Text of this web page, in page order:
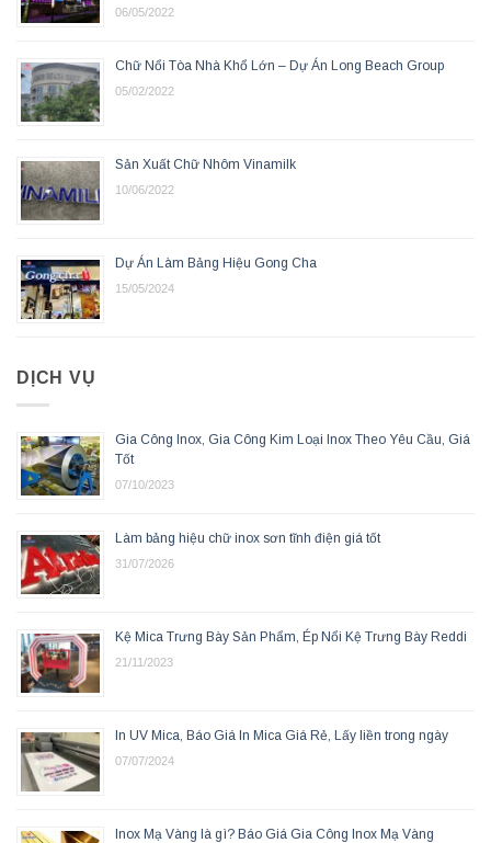
06/05/2022
Chữ Nổi Tòa Nhà Khổ Lớn – Dự Án Long Beach Group
05/02/2022
Sản Xuất Chữ Nhôm Vinamilk
10/06/2022
Dự Án Làm Bảng Hiệu Gong Cha
15/05/2024
DỊCH VỤ
Gia Công Inox, Gia Công Kim Loại Inox Theo Yêu Cầu, Giá
Tốt
07/10/2023
Làm bảng hiệu chữ inox sơn tĩnh điện giá tốt
31/07/2026
Kệ Mica Trưng Bày Sản Phẩm, Ép Nổi Kệ Trưng Bày Reddi
21/11/2023
In UV Mica, Báo Giá In Mica Giá Rẻ, Lấy liền trong ngày
07/07/2024
Inox Mạ Vàng là gì? Báo Giá Gia Công Inox Mạ Vàng